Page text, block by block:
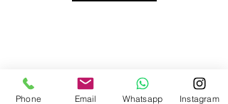
Phone Email Whatsapp Instagram